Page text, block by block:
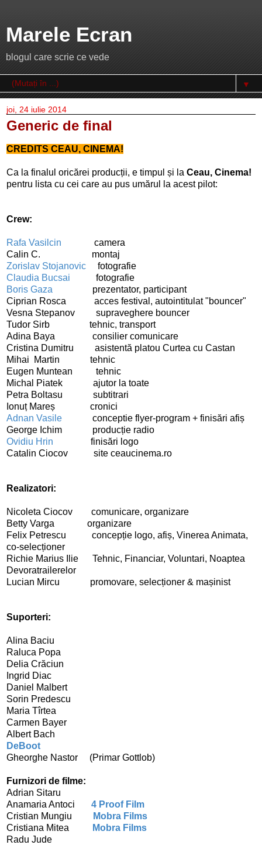
Marele Ecran
blogul care scrie ce vede
▼
joi, 24 iulie 2014
Generic de final
CREDITS CEAU, CINEMA!
Ca la finalul oricărei producții, e timpul și la Ceau, Cinema!
pentru lista cu cei care au pus umărul la acest pilot:
Crew:
Rafa Vasilcin camera
Calin C. montaj
Zorislav Stojanovic fotografie
Claudia Bucsai
fotografie
Boris Gaza prezentator, participant
Ciprian Rosca acces festival, autointitulat "bouncer"
Vesna Stepanov supraveghere bouncer
Tudor Sirb tehnic, transport
Adina Baya consilier comunicare
Cristina Dumitru asistentă platou Curtea cu Castan
Mihai Martin tehnic
Eugen Muntean tehnic
Michal Piatek ajutor la toate
Petra Boltasu subtitrari
Ionuț Mareș cronici
Adnan Vasile conceptie flyer-program + finisări afiș
George Ichim producție radio
Ovidiu Hrin
finisări logo
Catalin Ciocov site ceaucinema.ro
Realizatori:
Nicoleta Ciocov comunicare, organizare
Betty Varga organizare
Felix Petrescu concepție logo, afiș, Vinerea Animata,
co-selecționer
Richie Marius Ilie Tehnic, Financiar, Voluntari, Noaptea
Devoratrailerelor
Lucian Mircu promovare, selecționer & mașinist
Suporteri:
Alina Baciu
Raluca Popa
Delia Crăciun
Ingrid Diac
Daniel Malbert
Sorin Predescu
Maria Tîrtea
Carmen Bayer
Albert Bach
DeBoot
Gheorghe Nastor (Primar Gottlob)
Furnizori de filme:
Adrian Sitaru
Anamaria Antoci 4 Proof Film
Cristian Mungiu
Mobra Films
Cristiana Mitea
Mobra Films
Radu Jude